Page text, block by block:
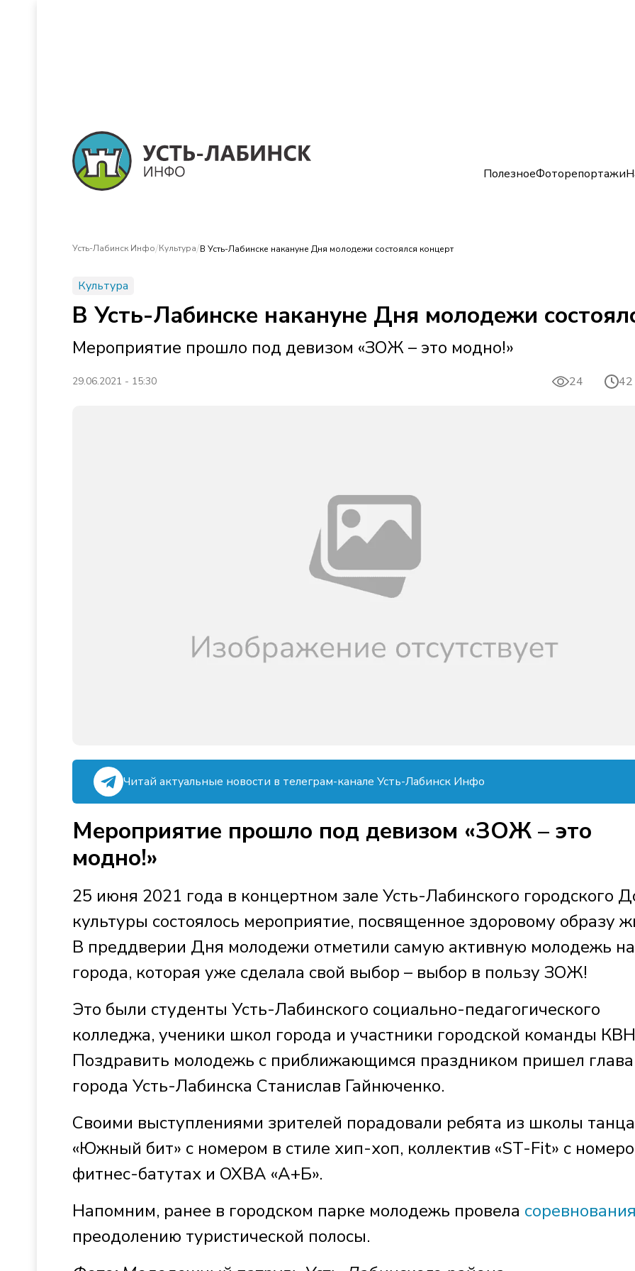
ПолезноеФоторепортажи
Усть-Лабинск Инфо/Культура/В Усть-Лабинске накануне Дня молодежи состоялся концерт
Культура
В Усть-Лабинске накануне Дня молодежи
Мероприятие прошло под девизом «ЗОЖ – это модно!»
29.06.2021 - 15:30 24 42
Читай актуальные новости в телеграм-канале Усть-Лабинск Инфо
Мероприятие прошло под девизом «ЗОЖ – это
модно!»
25 июня 2021 года в концертном зале Усть-Лабинского городского
культуры состоялось мероприятие, посвященное здоровому образу
В преддверии Дня молодежи отметили самую активную молодежь
города, которая уже сделала свой выбор – выбор в пользу ЗОЖ!
Это были студенты Усть-Лабинского социально-педагогического
колледжа, ученики школ города и участники городской команды
Поздравить молодежь с приближающимся праздником пришел глава
города Усть-Лабинска Станислав Гайнюченко.
Своими выступлениями зрителей порадовали ребята из школы танца
«Южный бит» с номером в стиле хип-хоп, коллектив «ST-Fit» с
фитнес-батутах и ОХВА «А+Б».
Напомним, ранее в городском парке молодежь провела соревнования
преодолению туристической полосы.